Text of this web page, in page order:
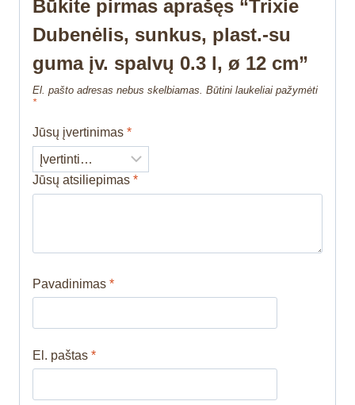
Būkite pirmas aprašęs “Trixie
Dubenėlis, sunkus, plast.-su
guma įv. spalvų 0.3 l, ø 12 cm”
El. pašto adresas nebus skelbiamas. Būtini laukeliai pažymėti
*
Jūsų įvertinimas *
Jūsų atsiliepimas *
Pavadinimas *
El. paštas *